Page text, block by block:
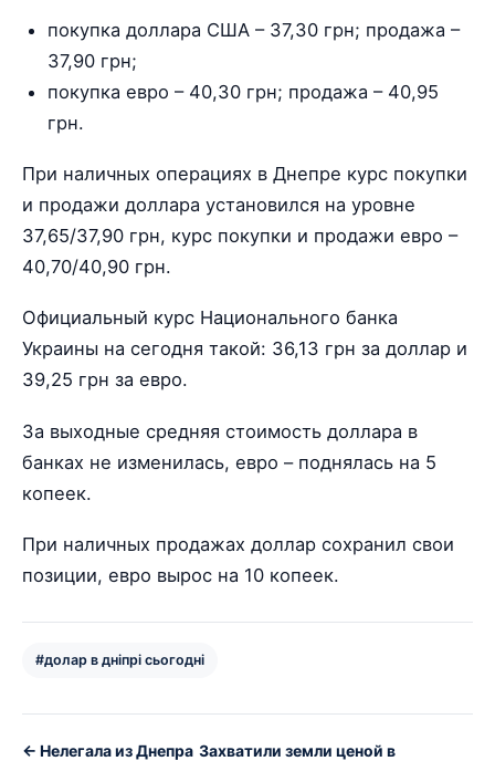
покупка доллара США – 37,30 грн; продажа –
37,90 грн;
покупка евро – 40,30 грн; продажа – 40,95
грн.
При наличных операциях в Днепре курс покупки
и продажи доллара установился на уровне
37,65/37,90 грн, курс покупки и продажи евро –
40,70/40,90 грн.
Официальный курс Национального банка
Украины на сегодня такой: 36,13 грн за доллар и
39,25 грн за евро.
За выходные средняя стоимость доллара в
банках не изменилась, евро – поднялась на 5
копеек.
При наличных продажах доллар сохранил свои
позиции, евро вырос на 10 копеек.
#долар в дніпрі сьогодні
← Нелегала из Днепра Захватили земли ценой в